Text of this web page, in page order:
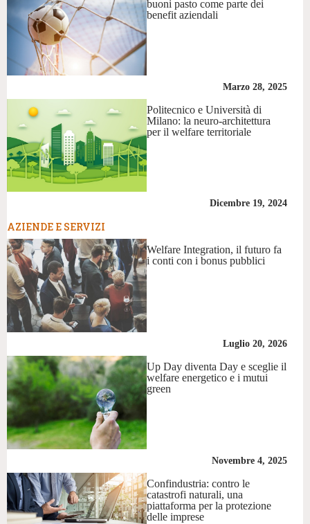
buoni pasto come parte dei
benefit aziendali
Marzo 28, 2025
Politecnico e Università di
Milano: la neuro-architettura
per il welfare territoriale
Dicembre 19, 2024
AZIENDE E SERVIZI
Welfare Integration, il futuro fa
i conti con i bonus pubblici
Luglio 20, 2026
Up Day diventa Day e sceglie il
welfare energetico e i mutui
green
Novembre 4, 2025
Confindustria: contro le
catastrofi naturali, una
piattaforma per la protezione
delle imprese